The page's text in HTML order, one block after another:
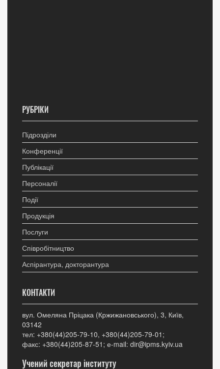
РУБРІКИ
Підрозділи
Конференції
Публікації
Персоналії
Події
Продукція
Послуги
Співробітництво
Аспірантура, докторантура
КОНТАКТИ
вул. Омеляна Пріцака (Кржижановського), 3, Київ,
03142
тел: +380(44)205-79-10, +380(44)205-79-01;
факс: +380(44)205-87-51; е-mail: dir@ipms.kyiv.ua
Учений секретар інституту